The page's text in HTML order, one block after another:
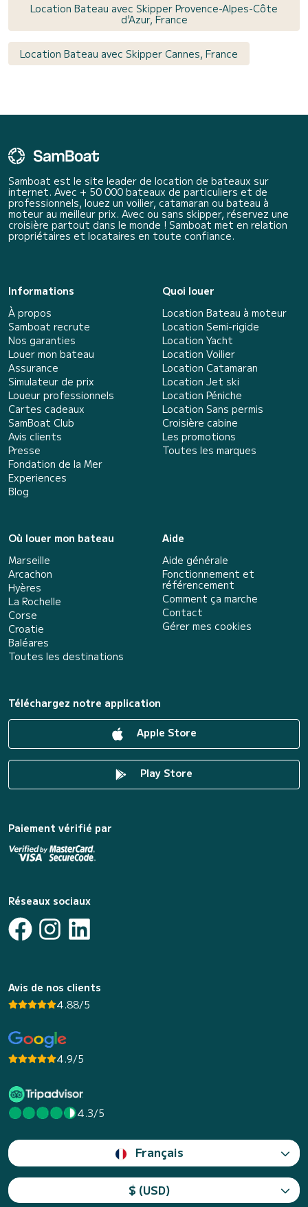
Location Bateau avec Skipper Provence-Alpes-Côte
d'Azur, France
Location Bateau avec Skipper Cannes, France
Samboat est le site leader de location de bateaux sur
internet. Avec + 50 000 bateaux de particuliers et de
professionnels, louez un voilier, catamaran ou bateau à
moteur au meilleur prix. Avec ou sans skipper, réservez une
croisière partout dans le monde ! Samboat met en relation
propriétaires et locataires en toute confiance.
Informations
À propos
Samboat recrute
Nos garanties
Louer mon bateau
Assurance
Simulateur de prix
Loueur professionnels
Cartes cadeaux
SamBoat Club
Avis clients
Presse
Fondation de la Mer
Experiences
Blog
Quoi louer
Location Bateau à moteur
Location Semi-rigide
Location Yacht
Location Voilier
Location Catamaran
Location Jet ski
Location Péniche
Location Sans permis
Croisière cabine
Les promotions
Toutes les marques
Où louer mon bateau
Marseille
Arcachon
Hyères
La Rochelle
Corse
Croatie
Baléares
Toutes les destinations
Aide
Aide générale
Fonctionnement et
référencement
Comment ça marche
Contact
Gérer mes cookies
Téléchargez notre application
Apple Store
Play Store
Paiement vérifié par
Réseaux sociaux
Avis de nos clients
4.88/5
4.9/5
4.3/5
Français
$ (USD)